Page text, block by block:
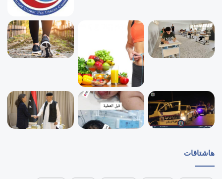
هاشتاقات